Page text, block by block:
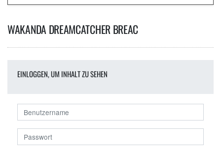
WAKANDA DREAMCATCHER BREAC
EINLOGGEN, UM INHALT ZU SEHEN